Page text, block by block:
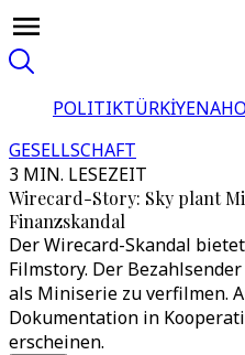
POLITIKTÜRKİYE
GESELLSCHAFT
3 MIN. LESEZEIT
Wirecard-Story: Sky plant
Finanzskandal
Der Wirecard-Skandal
Filmstory. Der
als Miniserie zu verfilmen.
Dokumentation in
erscheinen.